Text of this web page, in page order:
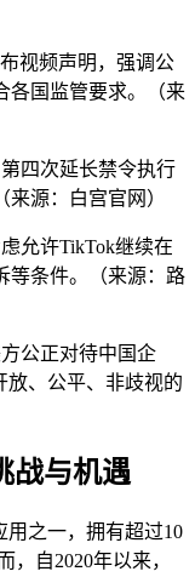
视频声明，强调公
各国监管要求。（来
四次延长禁令执行
源：白宫官网）
允许TikTok继续在
等条件。（来源：路
公正对待中国企
放、公平、非歧视的
战与机遇
用之一，拥有超过10
自2020年以来，